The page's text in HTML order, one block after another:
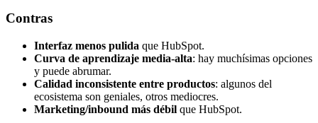
Contras
Interfaz menos pulida que HubSpot.
Curva de aprendizaje media-alta: hay muchísimas opciones
y puede abrumar.
Calidad inconsistente entre productos: algunos del
ecosistema son geniales, otros mediocres.
Marketing/inbound más débil que HubSpot.